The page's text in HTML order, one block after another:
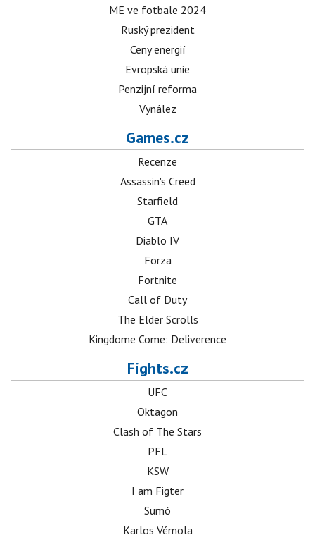
ME ve fotbale 2024
Ruský prezident
Ceny energií
Evropská unie
Penzijní reforma
Vynález
Games.cz
Recenze
Assassin's Creed
Starfield
GTA
Diablo IV
Forza
Fortnite
Call of Duty
The Elder Scrolls
Kingdome Come: Deliverence
Fights.cz
UFC
Oktagon
Clash of The Stars
PFL
KSW
I am Figter
Sumó
Karlos Vémola